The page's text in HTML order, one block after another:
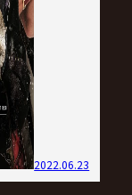
2022.06.23